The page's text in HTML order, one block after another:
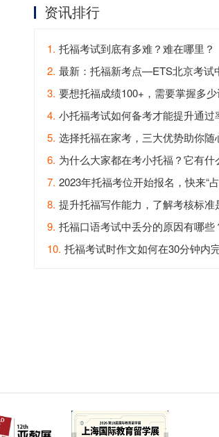
资讯排行
1. 托福考试到底有多难？难在哪里？
2. 最新：托福新考点—ETS北京考试
开放！
3. 要想托福成绩100+，需要掌握多少
4. 小托福考试如何备考才能提升通过
5. 选择托福在家考，三大优势助你随
6. 为什么大家都在考小托福？它有什
呢？
7. 2023年托福考位开始报名，快来“占
8. 提升托福写作能力，了解考核标准
9. 托福口语考试中丢分的原因有哪些
10. 托福考试时作文如何在30分钟内